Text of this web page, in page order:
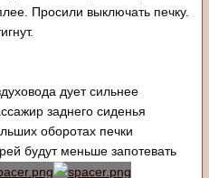
Просили выключать печку.
дует сильнее
заднего сиденья
оборотах печки
будут меньше запотевать